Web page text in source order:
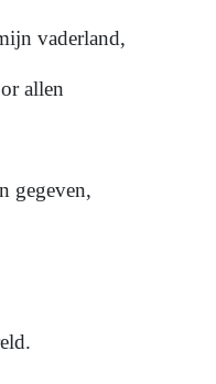
vaderland,
allen
gegeven,